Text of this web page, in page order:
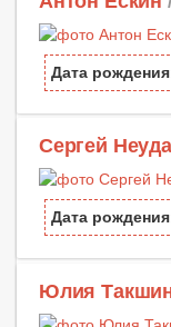
Дата рождения
Сергей
Дата рождения
Юлия